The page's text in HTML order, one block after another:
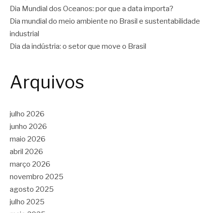
Dia Mundial dos Oceanos: por que a data importa?
Dia mundial do meio ambiente no Brasil e sustentabilidade
industrial
Dia da indústria: o setor que move o Brasil
Arquivos
julho 2026
junho 2026
maio 2026
abril 2026
março 2026
novembro 2025
agosto 2025
julho 2025